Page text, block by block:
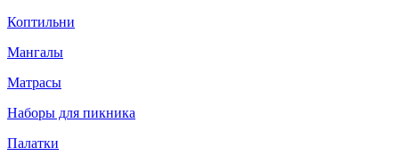
Коптильни
Мангалы
Матрасы
Наборы для пикника
Палатки